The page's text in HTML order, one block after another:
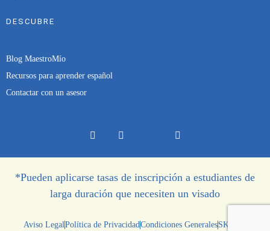
DESCUBRE
Blog MaestroMío
Recursos para aprender español
Contactar con un asesor
*Pueden aplicarse tasas de inscripción a estudiantes de
larga duración que necesiten un visado
Aviso LegalPolítica de PrivacidadCondiciones GeneralesSKALA